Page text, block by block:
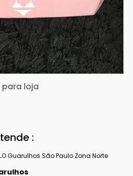
loja
:
Guarulhos São Paulo Zona Norte